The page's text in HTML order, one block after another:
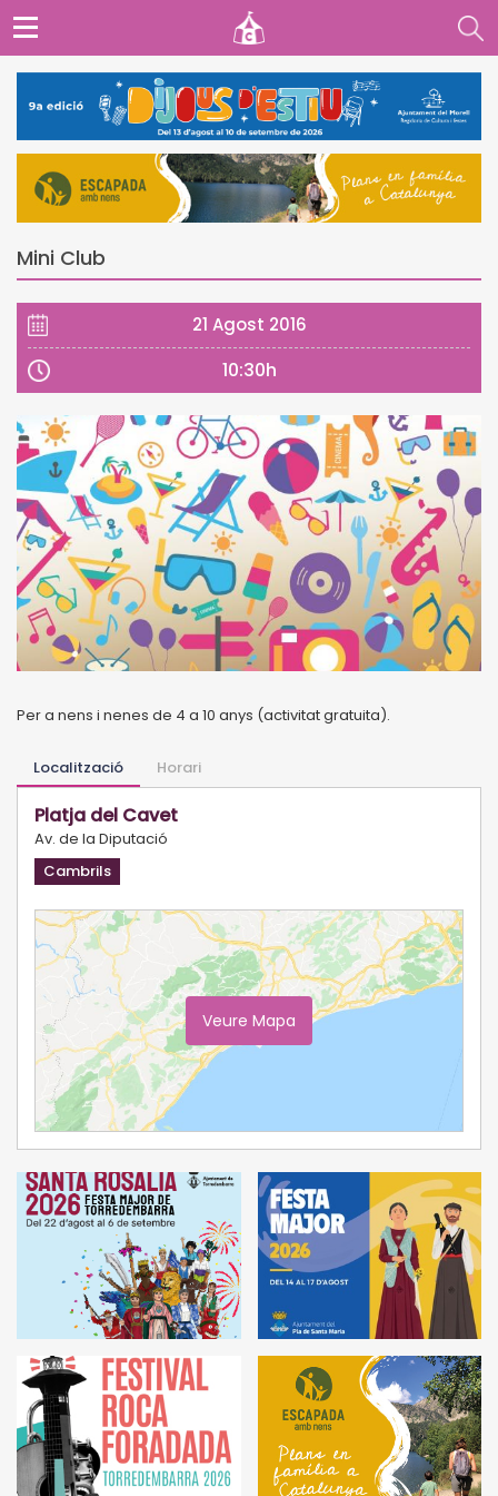
Mini Club
21 Agost 2016
10:30h
Per a nens i nenes de 4 a 10 anys (activitat gratuita).
Localització Horari
Platja del Cavet
Av. de la Diputació
Cambrils
Veure Mapa